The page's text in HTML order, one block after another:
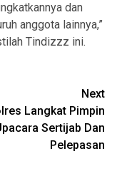
dan
anggota lainnya,”
Tindizzz ini.
Next
Langkat Pimpin
Sertijab Dan
Pelepasan